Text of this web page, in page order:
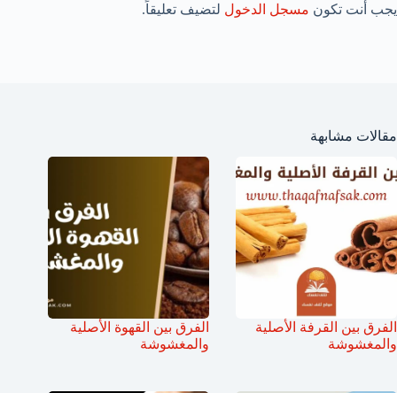
يجب أنت تكون مسجل الدخول لتضيف تعليقاً.
مقالات مشابهة
الفرق بين القرفة الأصلية
والمغشوشة
الفرق بين القهوة الأصلية
والمغشوشة